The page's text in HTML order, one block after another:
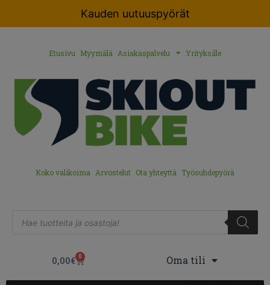
Kauden uutuuspyörät
Etusivu Myymälä Asiakaspalvelu Yrityksille
Koko valikoima Arvostelut Ota yhteyttä Työsuhdepyörä
0,00€ 0 Oma tili